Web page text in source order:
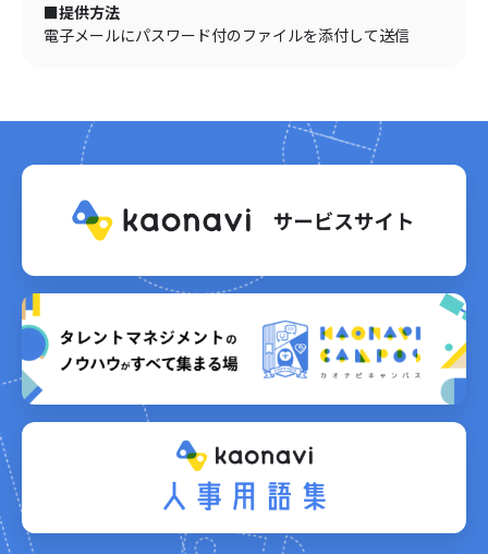
■提供方法
電子メールにパスワード付のファイルを添付して送信